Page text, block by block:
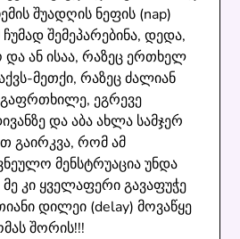
შუადღის ნეფის (nap)
შემეპარებინა, დედა,
ან ისაა, რაზეც ერთხელ
მეთქი, რაზეც ძალიან
ეგრევე
და აბა ახლა სამჯერ
გაირკვა, რომ ამ
მენსტრუაცია უნდა
მე კი ყველაფერი გავაფუჭე
დილეი (delay) მოვაწყე
შორის!!!